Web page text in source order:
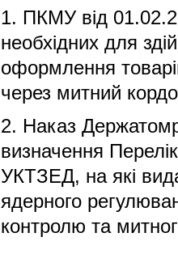
1. ПКМУ від
необхiдних для
оформлення
через митний
2. Наказ
визначення
УКТЗЕД, на які
ядерного
контролю та